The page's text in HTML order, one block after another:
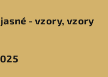
- vzory, vzory